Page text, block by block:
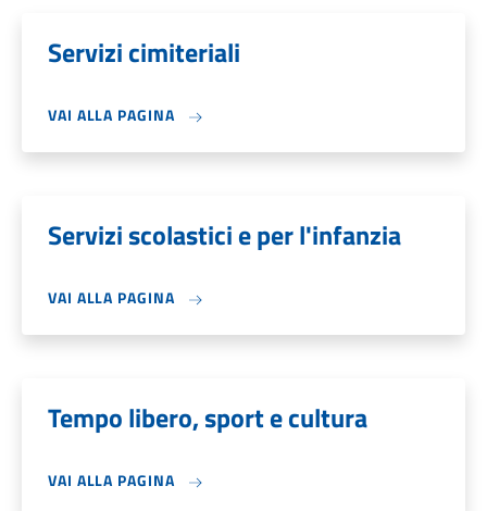
Servizi cimiteriali
VAI ALLA PAGINA
Servizi scolastici e per l'infanzia
VAI ALLA PAGINA
Tempo libero, sport e cultura
VAI ALLA PAGINA